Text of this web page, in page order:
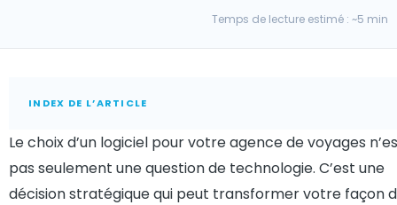
Temps de lecture estimé : ~5 min
INDEX DE L’ARTICLE
Le choix d’un logiciel pour votre agence de voyages
pas seulement une question de technologie. C’est une
décision stratégique qui peut transformer votre façon